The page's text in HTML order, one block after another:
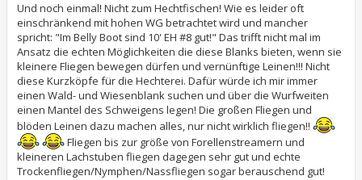
Und noch einmal! Nicht zum Hechtfischen! Wie es leider oft
einschränkend mit hohen WG betrachtet wird und mancher
spricht: "Im Belly Boot sind 10' EH #8 gut!" Das trifft nicht mal im
Ansatz die echten Möglichkeiten die diese Blanks bieten, wenn sie
kleinere Fliegen bewegen dürfen und vernünftige Leinen!!! Nicht
diese Kurzköpfe für die Hechterei. Dafür würde ich mir immer
einen Wald- und Wiesenblank suchen und über die Wurfweiten
einen Mantel des Schweigens legen! Die großen Fliegen und
blöden Leinen dazu machen alles, nur nicht wirklich fliegen!!
Fliegen bis zur größe von Forellenstreamern und
kleineren Lachstuben fliegen dagegen sehr gut und echte
Trockenfliegen/Nymphen/Nassfliegen sogar berauschend gut!